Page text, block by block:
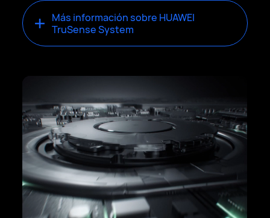
Más información sobre HUAWEI
TruSense System